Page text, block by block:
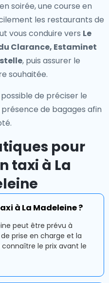
soirée, une course en
les restaurants de
vous conduire vers Le
Clarance, Estaminet
, puis assurer le
souhaitée.
de préciser le
de bagages afin
pour
taxi à La
à La Madeleine ?
peut être prévu à
prise en charge et la
le prix avant le